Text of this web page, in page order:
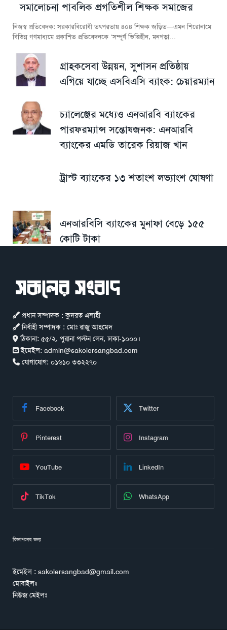
সমালোচনা পাবলিক প্রগতিশীল শিক্ষক সমাজের
নিজস্ব প্রতিবেদক: সরকারবিরোধী তৎপরতায় ৪০৪ শিক্ষক জড়িত—এমন শিরোনামে
বিভিন্ন গণমাধ্যমে প্রকাশিত প্রতিবেদনকে ‘সম্পূর্ণ ভিত্তিহীন, মনগড়া…
গ্রাহকসেবা উন্নয়ন, সুশাসন প্রতিষ্ঠায়
এগিয়ে যাচ্ছে এসবিএসি ব্যাংক: চেয়ারম্যান
চ্যালেঞ্জের মধ্যেও এনআরবি ব্যাংকের
পারফরম্যান্স সন্তোষজনক: এনআরবি
ব্যাংকের এমডি তারেক রিয়াজ খান
ট্রাস্ট ব্যাংকের ১৩ শতাংশ লভ্যাংশ ঘোষণা
এনআরবিসি ব্যাংকের মুনাফা বেড়ে ১৫৫
কোটি টাকা
প্রধান সম্পাদক : কুদরত এলাহী
নির্বাহী সম্পাদক : মোঃ রাজু আহমেদ
ঠিকানা: ৫৫/২, পুরানা পল্টন লেন, ঢাকা-১০০০।
ইমেইল: admin@sakolersangbad.com
যোগাযোগ: ০১৬১০ ৩৩২২৭০
Facebook Twitter
Pinterest Instagram
YouTube LinkedIn
TikTok WhatsApp
বিজ্ঞাপনের জন্য
ইমেইল : sakolersangbad@gmail.com
মোবাইলঃ
নিউজ মেইলঃ